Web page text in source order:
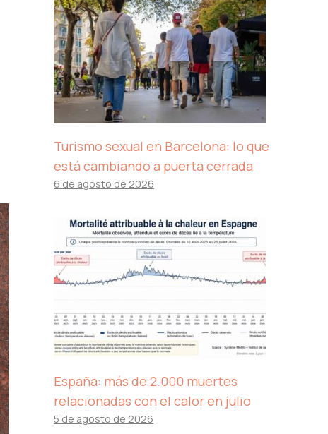
Turismo sexual en Barcelona: lo que
está cambiando a puerta cerrada
6 de agosto de 2026
España: más de 2.000 muertes
relacionadas con el calor en julio
5 de agosto de 2026